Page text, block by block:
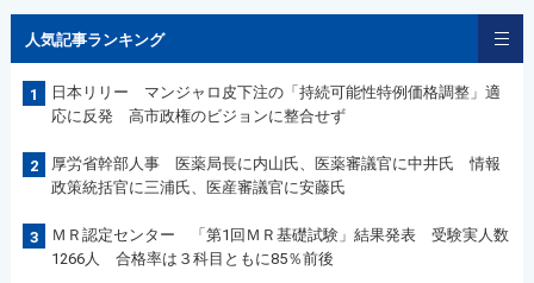
人気記事ランキング
1
日本リリー マンジャロ皮下注の「持続可能性特例価格調整」適
応に反発 高市政権のビジョンに整合せず
2
厚労省幹部人事 医薬局長に内山氏、医薬審議官に中井氏 情報
政策統括官に三浦氏、医産審議官に安藤氏
3
ＭＲ認定センター 「第1回ＭＲ基礎試験」結果発表 受験実人数
1266人 合格率は３科目ともに85％前後